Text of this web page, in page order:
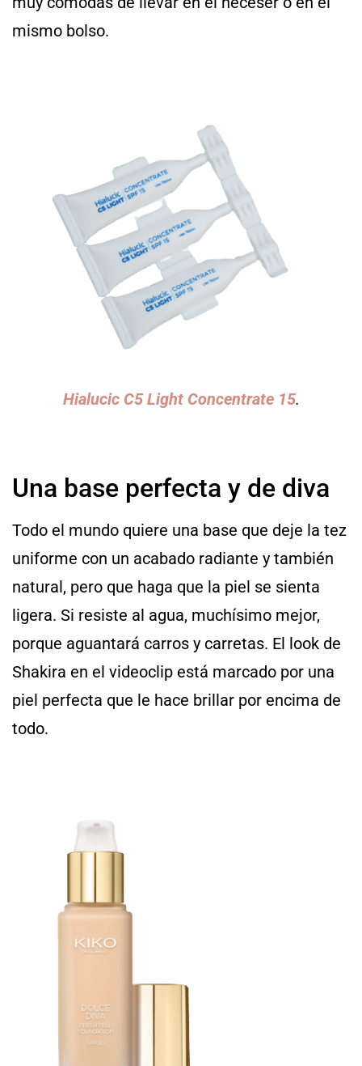
mismo bolso.
Hialucic C5 Light Concentrate 15.
Una base perfecta y de diva
Todo el mundo quiere una base que deje la tez
uniforme con un acabado radiante y también
natural, pero que haga que la piel se sienta
ligera. Si resiste al agua, muchísimo mejor,
porque aguantará carros y carretas. El look de
Shakira en el videoclip está marcado por una
piel perfecta que le hace brillar por encima de
todo.